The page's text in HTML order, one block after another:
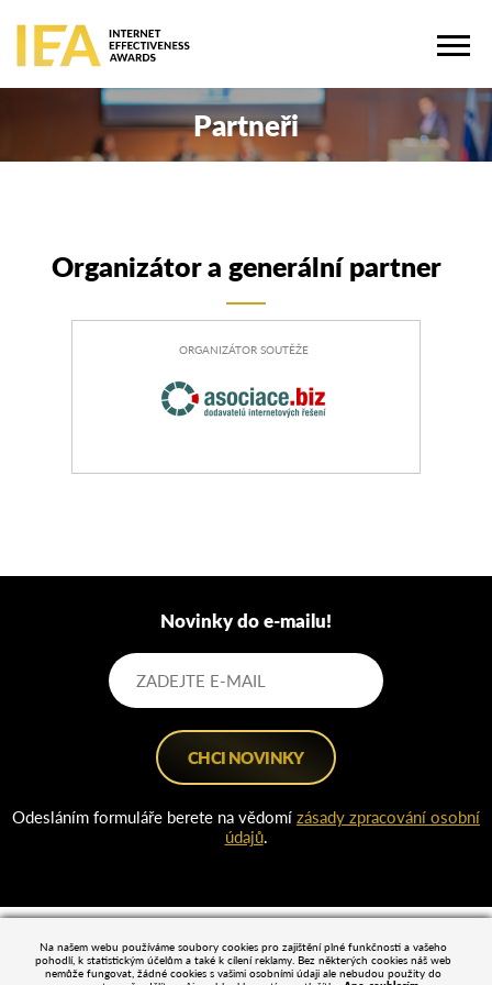
Partneři
Organizátor a generální partner
ORGANIZÁTOR SOUTĚŽE
Novinky do e-mailu!
Odesláním formuláře berete na vědomízásady zpracování osobní
údajů.
Na našem webu používáme soubory cookies pro zajištění plné funkčnosti a vašeho
pohodlí, k statistickým účelům a také k cílení reklamy. Bez některých cookies náš web
nemůže fungovat, žádné cookies s vašimi osobními údaji ale nebudou použity do